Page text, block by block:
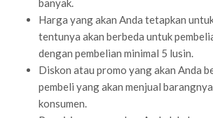
banyak.
Harga yang akan Anda tetapkan
tentunya akan berbeda untuk
dengan pembelian minimal 5 lusin.
Diskon atau promo yang akan Anda
pembeli yang akan menjual
konsumen.